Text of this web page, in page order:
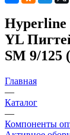
Hyperline
YL
SM 9/125
Главная
—
Каталог
—
Компоненты